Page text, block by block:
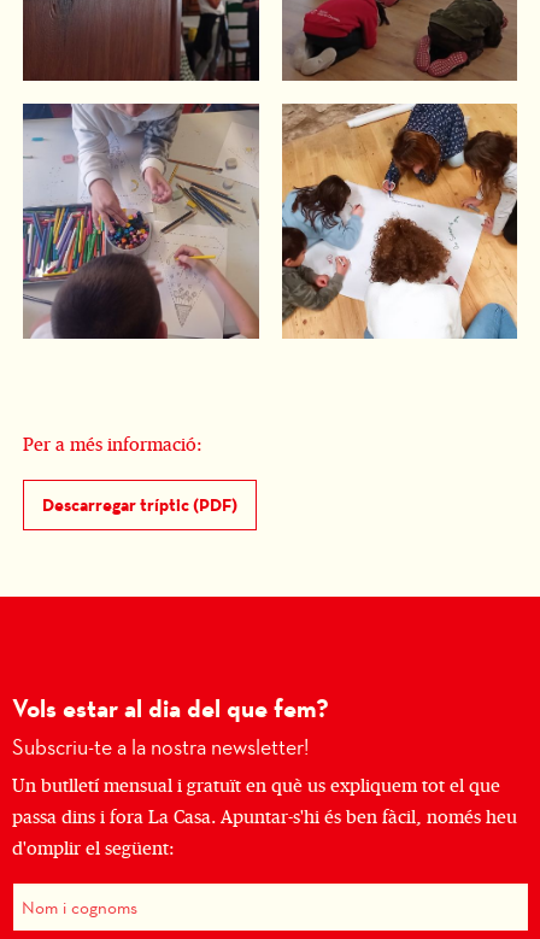
Per a més informació:
Descarregar tríptic (PDF)
Vols estar al dia del que fem?
Subscriu-te a la nostra newsletter!
Un butlletí mensual i gratuït en què us expliquem tot el que
passa dins i fora La Casa. Apuntar-s'hi és ben fàcil, només heu
d'omplir el següent: